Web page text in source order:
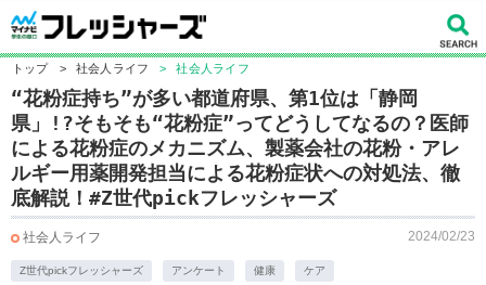
トップ > 社会人ライフ > 社会人ライフ
“花粉症持ち”が多い都道府県、第1位は「静岡
県」!?そもそも“花粉症”ってどうしてなるの？医師
による花粉症のメカニズム、製薬会社の花粉・アレ
ルギー用薬開発担当による花粉症状への対処法、徹
底解説！#Z世代pickフレッシャーズ
社会人ライフ 2024/02/23
Z世代pickフレッシャーズ アンケート 健康 ケア